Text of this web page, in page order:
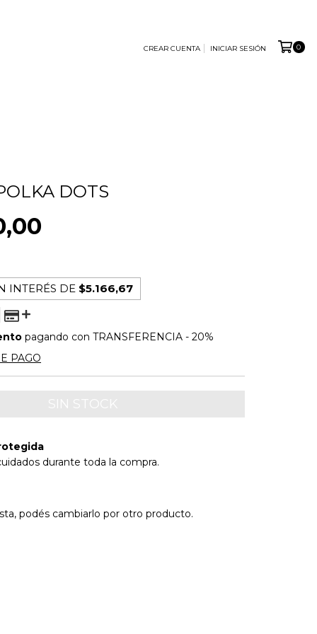
CREAR CUENTA INICIAR SESIÓN 0
DOTS
INTERÉS DE $5.166,67
pagando con TRANSFERENCIA - 20%
PAGO
durante toda la compra.
podés cambiarlo por otro producto.